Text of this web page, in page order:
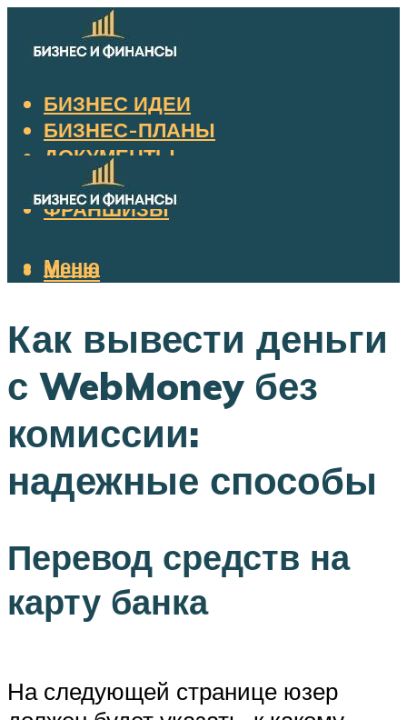
БИЗНЕС ИДЕИ
БИЗНЕС-ПЛАНЫ
ДОКУМЕНТЫ
НАЛОГИ
ФРАНШИЗЫ
Меню
Меню
Как вывести деньги
с WebMoney без
комиссии:
надежные способы
Перевод средств на
карту банка
На следующей странице юзер